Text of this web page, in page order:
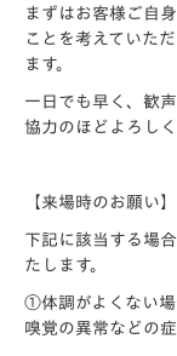
まずはお客様ご自
ことを考えていた
ます。
一日でも早く、歓
協力のほどよろし
【来場時のお願い】
下記に該当する場
たします。
①体調がよくない場
嗅覚の異常などの